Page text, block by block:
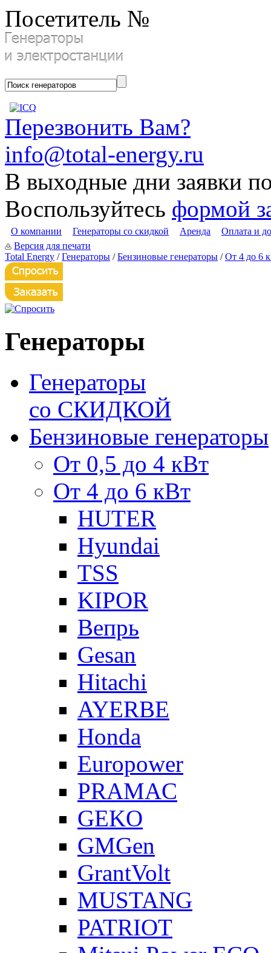
Посетитель №
Перезвонить Вам?
info@total-energy.ru
В выходные дни заявки
Воспользуйтесь формой
О компании Генераторы со скидкой Аренда
Оплата и
Версия для печати
Total Energy /Генераторы /Бензиновые генераторы /От 4 до 6
Генераторы
Генераторы
со СКИДКОЙ
Бензиновые генераторы
От 0,5 до 4 кВт
От 4 до 6 кВт
HUTER
Hyundai
TSS
KIPOR
Вепрь
Gesan
Hitachi
AYERBE
Honda
Europower
PRAMAC
GEKO
GMGen
GrantVolt
MUSTANG
PATRIOT